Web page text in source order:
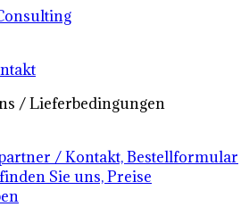
/ Lieferbedingungen
/ Kontakt, Bestellformular
Sie uns, Preise